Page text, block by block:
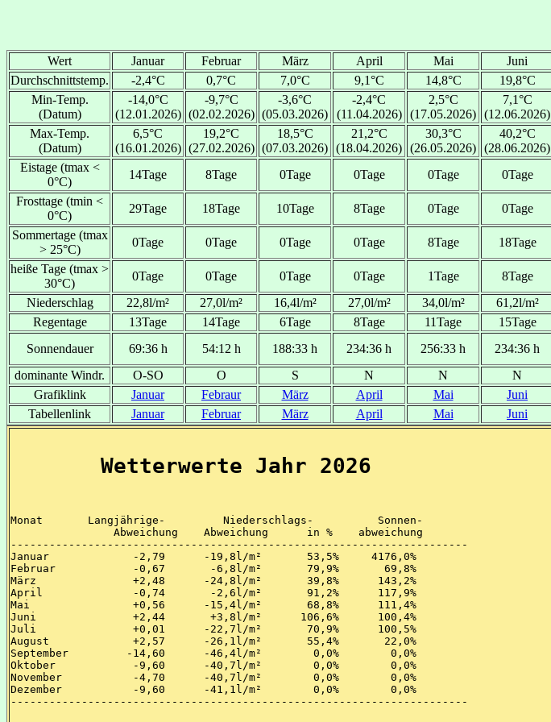
Wert Januar Februar März April Mai Juni
Durchschnittstemp.
-2,4°C 0,7°C 7,0°C 9,1°C 14,8°C 19,8°C
Min-Temp.
(Datum)
-14,0°C
(12.01.2026)
-9,7°C
(02.02.2026)
-3,6°C
(05.03.2026)
-2,4°C
(11.04.2026)
2,5°C
(17.05.2026)
7,1°C
(12.06.2026)
Max-Temp.
(Datum)
6,5°C
(16.01.2026)
19,2°C
(27.02.2026)
18,5°C
(07.03.2026)
21,2°C
(18.04.2026)
30,3°C
(26.05.2026)
40,2°C
(28.06.2026)
Eistage (tmax <
0°C)
14Tage 8Tage 0Tage 0Tage 0Tage 0Tage
Frosttage (tmin <
0°C)
29Tage 18Tage 10Tage 8Tage 0Tage 0Tage
Sommertage (tmax
> 25°C)
0Tage 0Tage 0Tage 0Tage 8Tage 18Tage
heiße Tage (tmax >
30°C)
0Tage 0Tage 0Tage 0Tage 1Tage 8Tage
Niederschlag
22,8l/m² 27,0l/m² 16,4l/m² 27,0l/m² 34,0l/m² 61,2l/m²
Regentage
13Tage 14Tage 6Tage 8Tage 11Tage 15Tage
Sonnendauer
69:36 h 54:12 h 188:33 h 234:36 h 256:33 h 234:36 h
dominante Windr.
O-SO O S N N N
Grafiklink
Januar Febraur März April Mai Juni
Tabellenlink
Januar Februar März April Mai Juni
Wetterwerte Jahr 2026
Monat       Langjährige-         Niederschlags-          Sonnen-
                Abweichung    Abweichung      in %    abweichung
-----------------------------------------------------------------------
Januar   	   -2,79      -19,8l/m²       53,5%     4176,0%
Februar   	   -0,67       -6,8l/m²       79,9%       69,8%
März	   	   +2,48      -24,8l/m²       39,8%      143,2%
April   	   -0,74       -2,6l/m²       91,2%      117,9%
Mai   		   +0,56      -15,4l/m²       68,8%      111,4%
Juni   		   +2,44       +3,8l/m²      106,6%      100,4%
Juli   		   +0,01      -22,7l/m²       70,9%      100,5%
August   	   +2,57      -26,1l/m²       55,4%       22,0%
September 	  -14,60      -46,4l/m²        0,0%        0,0%
Oktober   	   -9,60      -40,7l/m²        0,0%        0,0%
November  	   -4,70      -40,7l/m²        0,0%        0,0%
Dezember  	   -9,60      -41,1l/m²        0,0%        0,0%
-----------------------------------------------------------------------